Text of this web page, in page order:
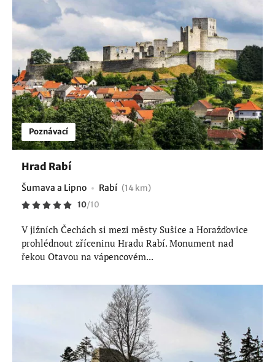
Poznávací
Hrad Rabí
Šumava a Lipno Rabí (14 km)
10/10
V jižních Čechách si mezi městy Sušice a Horažďovice
prohlédnout zříceninu Hradu Rabí. Monument nad
řekou Otavou na vápencovém...